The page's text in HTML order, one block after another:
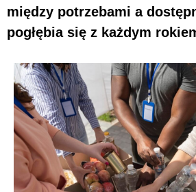
między potrzebami a
pogłębia się z każdym